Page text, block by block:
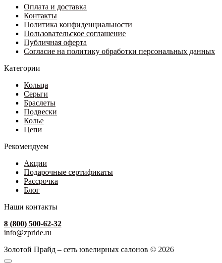
можно
выбрать
на
странице
товара.
890 ₽
61
594 ₽
Оплата и доставка
Контакты
Политика конфиденциальности
Пользовательское соглашение
Публичная оферта
Согласие на политику обработки персональных данных
Категории
Кольца
Серьги
Браслеты
Подвески
Колье
Цепи
Рекомендуем
Акции
Подарочные сертификаты
Рассрочка
Блог
Наши контакты
8 (800) 500-62-32
info@zpride.ru
Золотой Прайд – сеть ювелирных салонов © 2026